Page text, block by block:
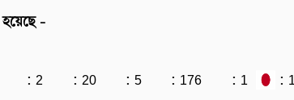
হয়েছে -
: 2 : 20 : 5 : 176 : 1 :